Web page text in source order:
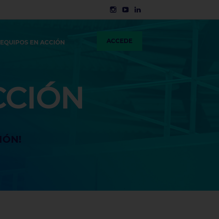
ACCEDE
EN ACCIÓN